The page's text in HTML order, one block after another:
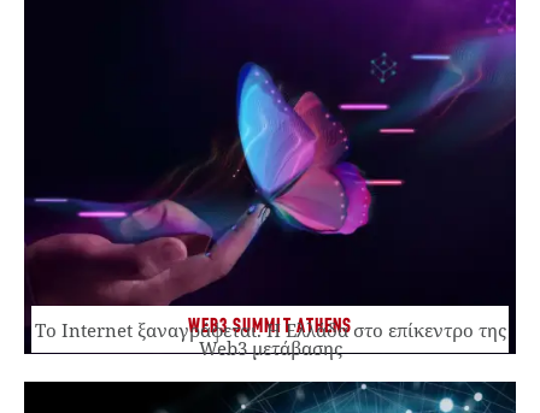
WEB3 SUMMIT ATHENS
Το Internet ξαναγράφεται. Η Ελλάδα στο επίκεντρο της
Web3 μετάβασης